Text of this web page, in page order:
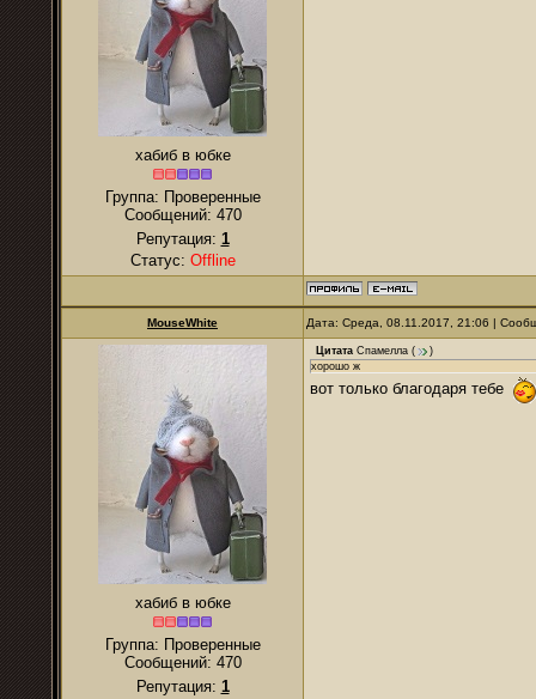
хабиб в юбке
Группа: Проверенные
Сообщений: 470
Репутация: 1
Статус: Offline
MouseWhite Дата: Среда, 08.11.2017, 21:06 |
хабиб в юбке
Группа: Проверенные
Сообщений: 470
Репутация: 1
Цитата Спамелла (
)
хорошо ж
вот только благодаря тебе